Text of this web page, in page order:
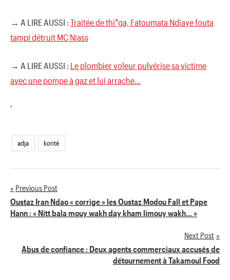
→ A LIRE AUSSI : Traitée de thi*ga, Fatoumata Ndiaye fouta
tampi détruit MC Niass
→ A LIRE AUSSI : Le plombier voleur pulvérise sa victime
avec une pompe à gaz et lui arrache…
'
adja korité
Navigation
de
Previous Post
Oustaz Iran Ndao « corrige » les Oustaz Modou Fall et Pape
Hann : « Nitt bala mouy wakh day kham limouy wakh… »
Next Post
Abus de confiance : Deux agents commerciaux accusés de
détournement à Takamoul Food